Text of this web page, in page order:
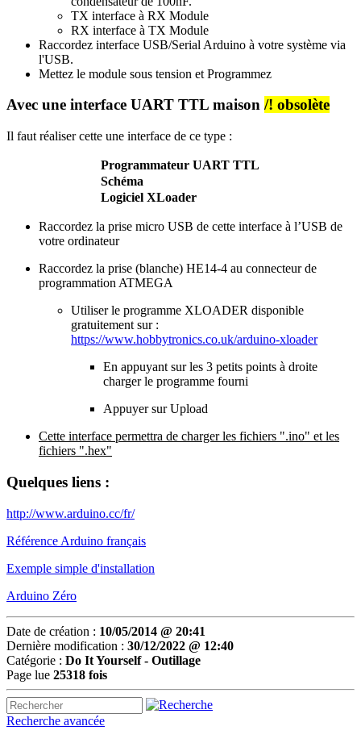
TX interface à RX Module
RX interface à TX Module
Raccordez interface USB/Serial Arduino à votre système via
l'USB.
Mettez le module sous tension et Programmez
Avec une interface UART TTL maison /! obsolète
Il faut réaliser cette une interface de ce type :
Programmateur UART TTL
Schéma
Logiciel XLoader
Raccordez la prise micro USB de cette interface à l’USB de
votre ordinateur
Raccordez la prise (blanche) HE14-4 au connecteur de
programmation ATMEGA
Utiliser le programme XLOADER disponible
gratuitement sur :
https://www.hobbytronics.co.uk/arduino-xloader
En appuyant sur les 3 petits points à droite
charger le programme fourni
Appuyer sur Upload
Cette interface permettra de charger les fichiers ".ino" et les
fichiers ".hex"
Quelques liens :
http://www.arduino.cc/fr/
Référence Arduino français
Exemple simple d'installation
Arduino Zéro
Date de création : 10/05/2014 @ 20:41
Dernière modification : 30/12/2022 @ 12:40
Catégorie : Do It Yourself - Outillage
Page lue 25318 fois
Recherche avancée